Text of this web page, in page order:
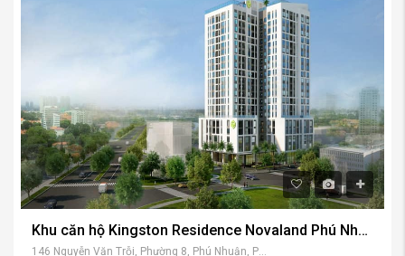
Khu căn hộ Kingston Residence Novaland Phú Nhuận – “Trên cả tuyệt vời” cho một căn hộ hạng sang